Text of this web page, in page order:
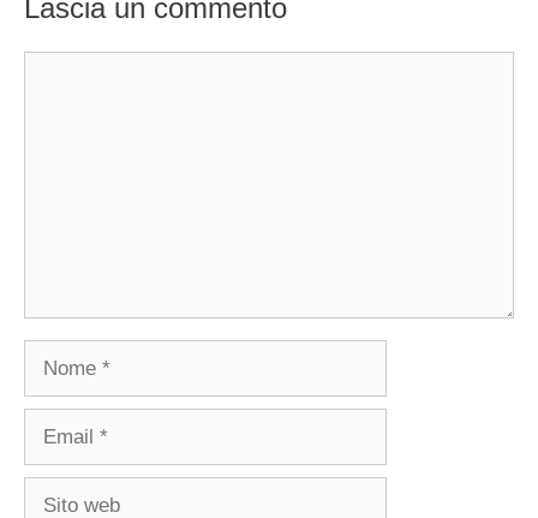
Lascia un commento